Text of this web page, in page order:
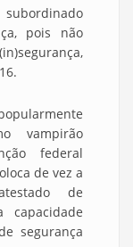
pois não
vampirão
federal
de vez a
de
capacidade
segurança